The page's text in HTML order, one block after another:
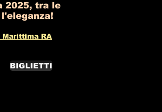
2025, tra le
Marittima RA
BIGLIETTI